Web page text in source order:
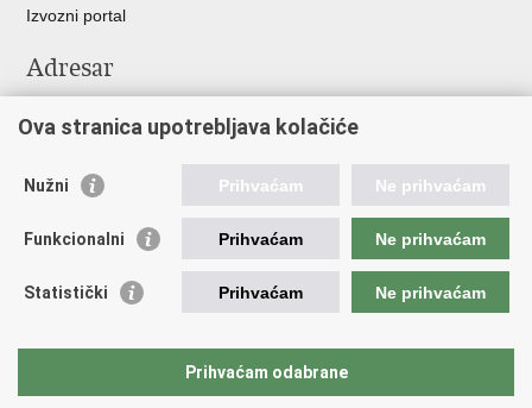
Izvozni portal
Adresar
Adresar tijela javne vlasti
Korisne poveznice
Vlada RH
Predsjednik RH
Pravobraniteljica za ravnopravnost spolova
Povjerenik za informiranje
Ova stranica upotrebljava kolačiće
Nužni Prihvaćam Ne prihvaćam
Funkcionalni Prihvaćam Ne prihvaćam
Statistički Prihvaćam Ne prihvaćam
Prihvaćam odabrane